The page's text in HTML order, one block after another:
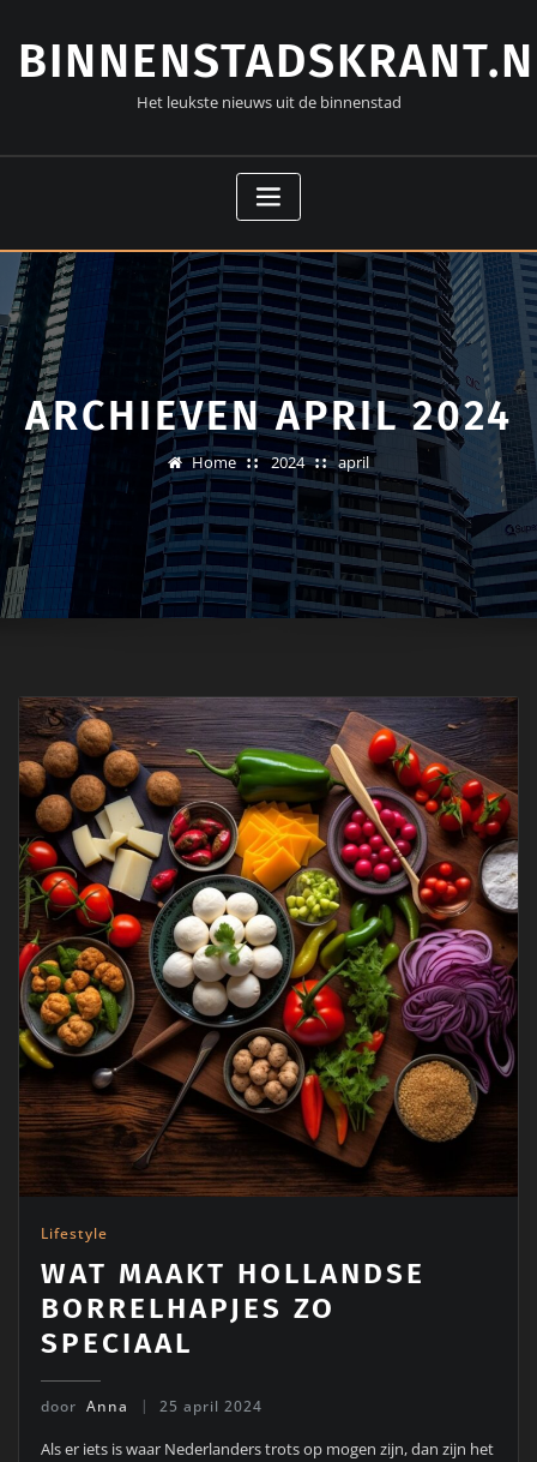
inhoud
Het leukste nieuws uit de binnenstad
ARCHIEVEN APRIL 2024
Home 2024 april
Lifestyle
WAT MAAKT HOLLANDSE
BORRELHAPJES ZO
SPECIAAL
door Anna 25 april 2024
Als er iets is waar Nederlanders trots op mogen zijn, dan zijn het